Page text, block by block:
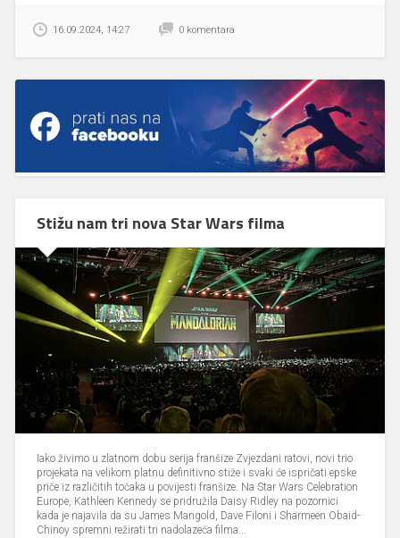
16.09.2024, 14:27 0 komentara
Stižu nam tri nova Star Wars filma
Iako živimo u zlatnom dobu serija franšize Zvjezdani ratovi, novi trio
projekata na velikom platnu definitivno stiže i svaki će ispričati epske
priče iz različitih točaka u povijesti franšize. Na Star Wars Celebration
Europe, Kathleen Kennedy se pridružila Daisy Ridley na pozornici
kada je najavila da su James Mangold, Dave Filoni i Sharmeen Obaid-
Chinoy spremni režirati tri nadolazeća filma...